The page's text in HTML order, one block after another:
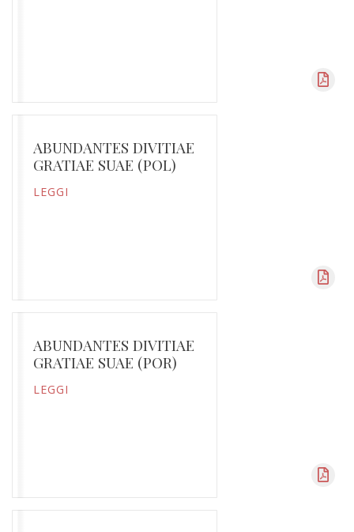
ABUNDANTES DIVITIAE
GRATIAE SUAE (POL)
LEGGI
ABUNDANTES DIVITIAE
GRATIAE SUAE (POR)
LEGGI